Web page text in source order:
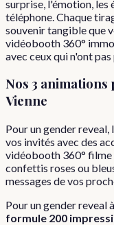
surprise, l'émotion, les
téléphone. Chaque
souvenir tangible que
vidéobooth 360°
avec ceux qui n'ont pas
Nos 3
Vienne
Pour un gender
vos invités avec des
vidéobooth 360° filme
confettis roses ou
messages de vos
Pourungender revealà
formule 200